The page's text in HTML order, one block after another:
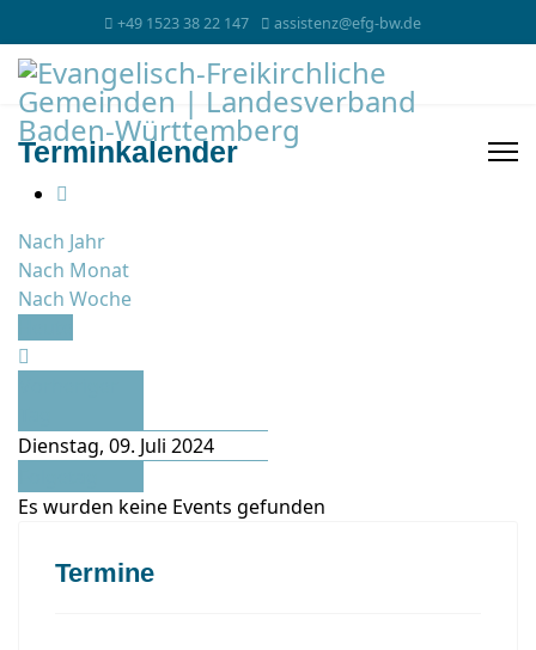
+49 1523 38 22 147 assistenz@efg-bw.de
Terminkalender
Nach Jahr
Nach Monat
Nach Woche
Dienstag, 09. Juli 2024
Es wurden keine Events gefunden
Termine